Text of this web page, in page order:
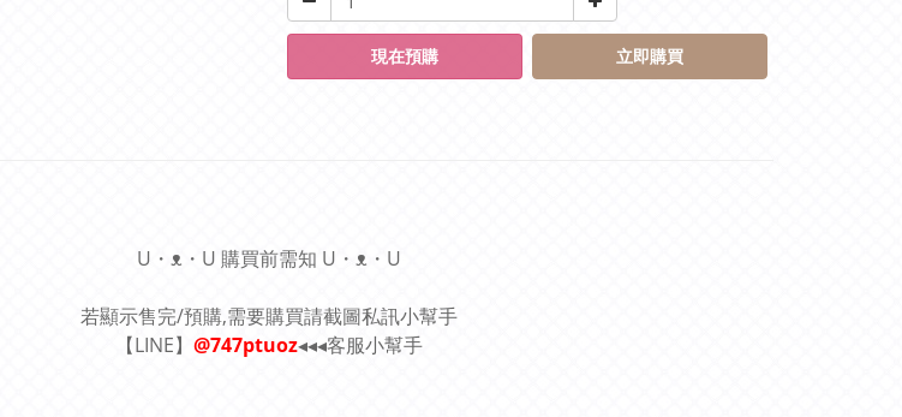
現在預購 立即購買
U・ᴥ・U 購買前需知 U・ᴥ・U
若顯示售完/預購,需要購買請截圖私訊小幫手
【LINE】 @747ptuoz◂◂◂客服小幫手